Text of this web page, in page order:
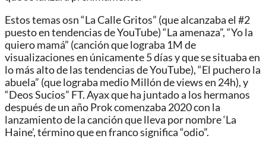
Estos temas osn “La Calle Gritos” (que alcanzaba el #2
puesto en tendencias de YouTube) “La amenaza”, “Yo la
quiero mamá” (canción que lograba 1M de
visualizaciones en únicamente 5 días y que se situaba en
lo más alto de las tendencias de YouTube), “El puchero la
abuela” (que lograba medio Millón de views en 24h), y
“Deos Sucios” FT. Ayax que ha juntado a los hermanos
después de un año Prok comenzaba 2020 con la
lanzamiento de la canción que lleva por nombre ‘La
Haine’, término que en franco significa “odio”.